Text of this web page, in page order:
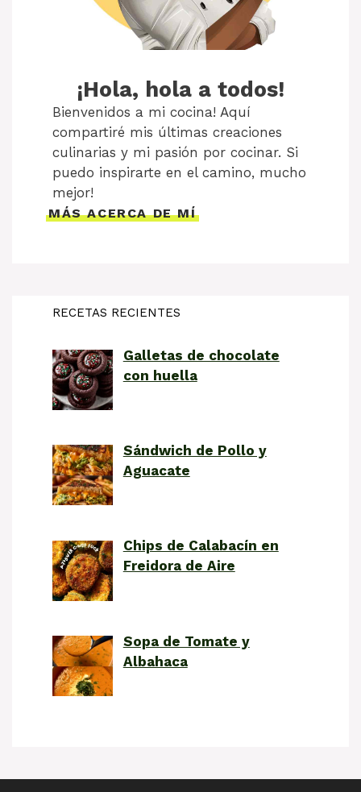
¡Hola, hola a todos!
Bienvenidos a mi cocina! Aquí
compartiré mis últimas creaciones
culinarias y mi pasión por cocinar. Si
puedo inspirarte en el camino, mucho
mejor!
MÁS ACERCA DE MÍ
RECETAS RECIENTES
Galletas de chocolate
con huella
Sándwich de Pollo y
Aguacate
Chips de Calabacín en
Freidora de Aire
Sopa de Tomate y
Albahaca